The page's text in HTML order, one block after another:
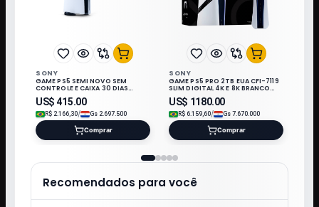
SONY
GAME PS5 SEMI NOVO SEM
CONTROLE E CAIXA 30 DIAS
GARANTIA
US$ 415.00
R$ 2.166,30/ Gs 2.697.500
Comprar
SONY
GAME PS5 PRO 2TB EUA CFI-7119
SLIM DIGITAL 4K E 8K BRANCO
024538
US$ 1180.00
R$ 6.159,60/ Gs 7.670.000
Comprar
Recomendados para você